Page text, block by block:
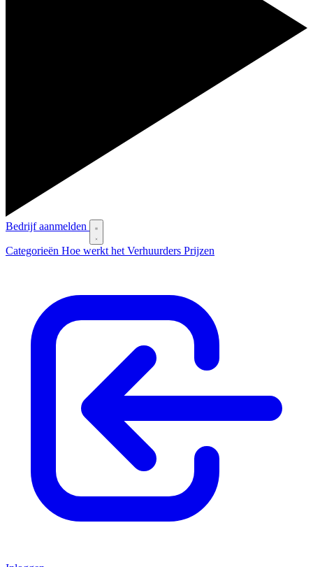
Bedrijf aanmelden
Categorieën Hoe werkt het Verhuurders Prijzen